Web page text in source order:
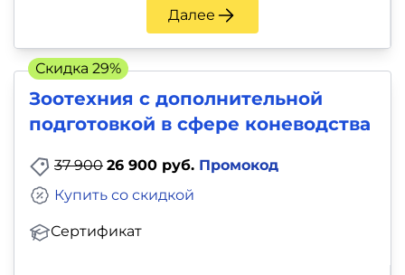
Далее
Зоотехния с дополнительной
подготовкой в сфере коневодства
37 900 26 900 руб. Промокод
Сертификат
Купить со скидкой
Скидка 29%